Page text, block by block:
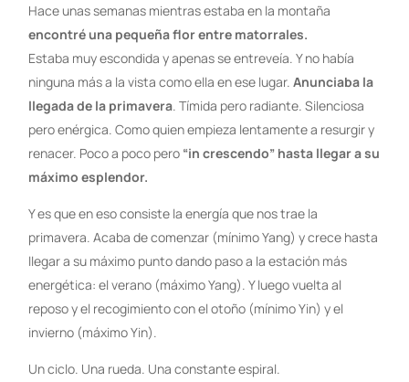
Hace unas semanas mientras estaba en la montaña
encontré una pequeña flor entre matorrales.
Estaba muy escondida y apenas se entreveía. Y no había
ninguna más a la vista como ella en ese lugar.Anunciaba la
llegada de la primavera . Tímida pero radiante. Silenciosa
pero enérgica. Como quien empieza lentamente a resurgir y
renacer. Poco a poco pero “in crescendo” hasta llegar a su
máximo esplendor.
Y es que en eso consiste la energía que nos trae la
primavera. Acaba de comenzar (mínimo Yang) y crece hasta
llegar a su máximo punto dando paso a la estación más
energética: el verano (máximo Yang). Y luego vuelta al
reposo y el recogimiento con el otoño (mínimo Yin) y el
invierno (máximo Yin).
Un ciclo. Una rueda. Una constante espiral.